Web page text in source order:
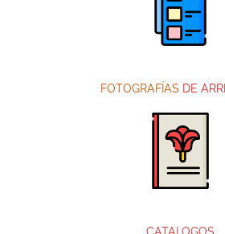
FOTOGRAFÍAS DE